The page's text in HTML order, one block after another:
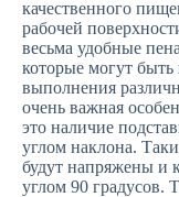
качественного
рабочей
весьма удобные
которые могут
выполнения
очень важная
это наличие
углом наклона.
будут напряжены и
углом 90 градусов.